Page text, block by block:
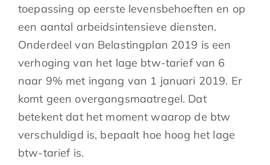
toepassing op eerste levensbehoeften en op
een aantal arbeidsintensieve diensten.
Onderdeel van Belastingplan 2019 is een
verhoging van het lage btw-tarief van 6
naar 9% met ingang van 1 januari 2019. Er
komt geen overgangsmaatregel. Dat
betekent dat het moment waarop de btw
verschuldigd is, bepaalt hoe hoog het lage
btw-tarief is.